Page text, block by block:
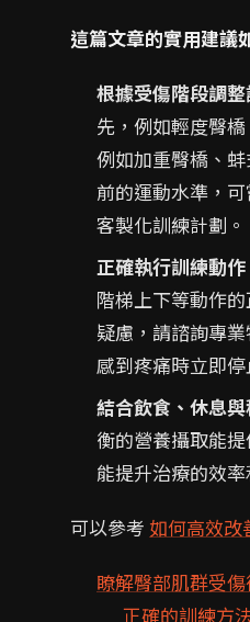
這篇文章的實用建議
根據受傷階段調整
先，例如輕度臀
例如加重臀橋、
前的運動水準，
客製化訓練計劃。
正確執行訓練動作
階梯上下等動作
疑慮，請諮詢專
感到疼痛時立即停
結合飲食、休息與
衡的營養攝取能
能提升治療的效
可以參考 如何高效改
瞭解臀部肌群受
正確的訓練方